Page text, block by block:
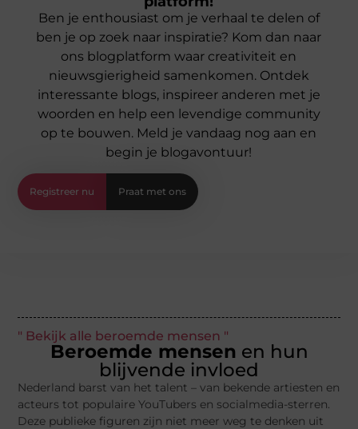
Ben je enthousiast om je verhaal te delen of
ben je op zoek naar inspiratie? Kom dan naar
ons blogplatform waar creativiteit en
nieuwsgierigheid samenkomen. Ontdek
interessante blogs, inspireer anderen met je
woorden en help een levendige community
op te bouwen. Meld je vandaag nog aan en
begin je blogavontuur!
Registreer nu Praat met ons
" Bekijk alle beroemde mensen "
Beroemde mensen en hun
blijvende invloed
Nederland barst van het talent – van bekende artiesten en
acteurs tot populaire YouTubers en socialmedia-sterren.
Deze publieke figuren zijn niet meer weg te denken uit